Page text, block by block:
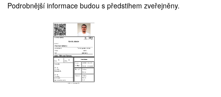
Podrobnější informace budou s předstihem zveřejněny.